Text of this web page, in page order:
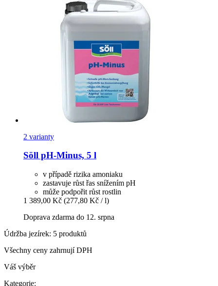
2 varianty
Söll pH-​Minus, 5 l
v případě rizika amoniaku
zastavuje růst řas snížením pH
může podpořit růst rostlin
1 389,00 Kč (277,80 Kč / l)
Doprava zdarma do 12. srpna
Údržba jezírek: 5 produktů
Všechny ceny zahrnují DPH
Váš výběr
Kategorie: